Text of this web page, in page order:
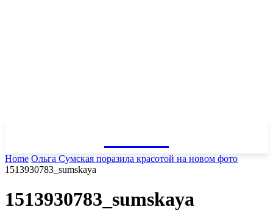
Home Ольга Сумская поразила красотой на новом фото
1513930783_sumskaya
1513930783_sumskaya